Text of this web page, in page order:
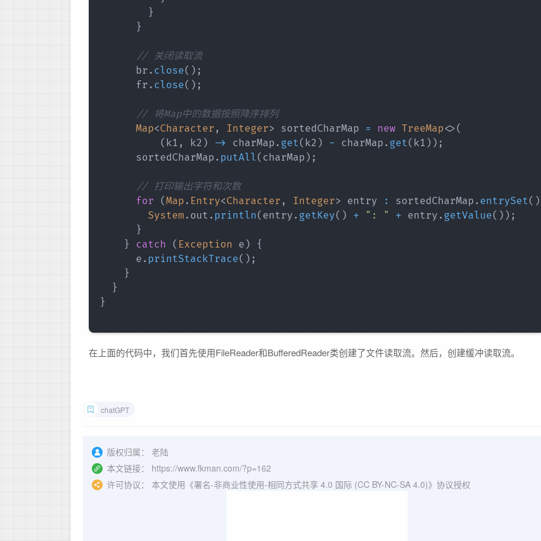
}
}
// 关闭读取流
      br
. close( ) ;
      fr
. close( ) ;
// 将Map中的数据按照降序排列
Map<Character , Integer> sortedCharMap = new TreeMap<> (
( k1 , k2 ) -> charMap . get( k2 ) - charMap . get( k1 ) ) ;
      sortedCharMap
. putAll ( charMap ) ;
// 打印输出字符和次数
for
(Map . Entry<Character , Integer> entry : sortedCharMap . entrySet( )
System . out . println( entry . getKey( ) + ": " + entry . getValue( ) ) ;
}
}
catch ( Exception e )
{
      e
. printStackTrace( ) ;
}
}
}
在上面的代码中，我们首先使用FileReader和BufferedReader类创建了文件读取流。然后，创建缓冲读取流。
chatGPT
版权归属：
老陆
本文链接：
https://www.fkman.com/?p=162
许可协议：
本文使用《署名-非商业性使用-相同方式共享 4.0 国际 (CC BY-NC-SA 4.0)》协议授权